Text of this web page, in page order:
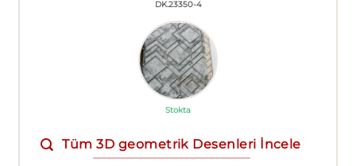
DK.23350-4
Stokta
Tüm 3D geometrik Desenleri İncele